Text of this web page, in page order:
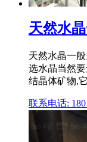
天然水
天然水晶一
选水晶当然
结晶体矿物,
联系电话: 180